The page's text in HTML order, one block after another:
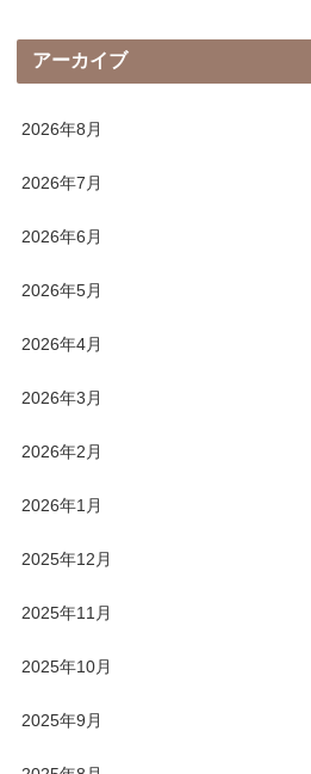
アーカイブ
2026年8月
2026年7月
2026年6月
2026年5月
2026年4月
2026年3月
2026年2月
2026年1月
2025年12月
2025年11月
2025年10月
2025年9月